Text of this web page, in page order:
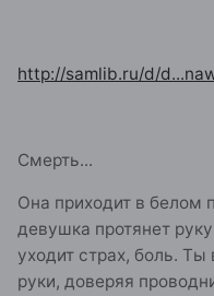
http://samlib.ru/d/
Смерть...
Она приходит в белом
девушка протянет
уходит страх, боль.
руки, доверяя